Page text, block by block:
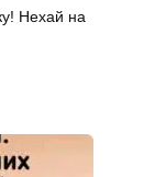
Нехай на